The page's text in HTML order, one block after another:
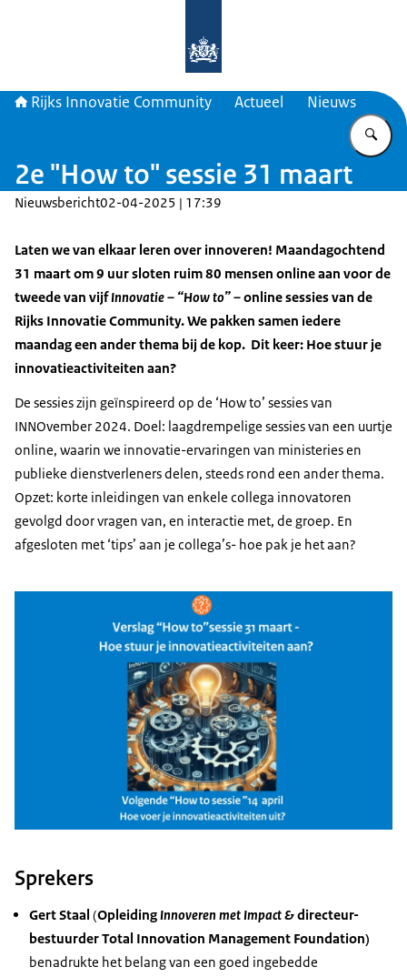
Rijks Innovatie Community Actueel Nieuws
2e "How to" sessie 31 maart
Nieuwsbericht02-04-2025 | 17:39
Laten we van elkaar leren over innoveren! Maandagochtend
31 maart om 9 uur sloten ruim 80 mensen online aan voor de
tweede van vijfInnovatie – “How to” –online sessies van de
Rijks Innovatie Community. We pakken samen iedere
maandag een ander thema bij de kop. Dit keer: Hoe stuur je
innovatieactiviteiten aan?
De sessies zijn geïnspireerd op de ‘How to’ sessies van
INNOvember 2024. Doel: laagdrempelige sessies van een uurtje
online, waarin we innovatie-ervaringen van ministeries en
publieke dienstverleners delen, steeds rond een ander thema.
Opzet: korte inleidingen van enkele collega innovatoren
gevolgd door vragen van, en interactie met, de groep. En
afgesloten met ‘tips’ aan je collega’s- hoe pak je het aan?
Sprekers
Gert Staal (OpleidingInnoveren met Impact &directeur-
bestuurder Total Innovation Management Foundation)
benadrukte het belang van een goed ingebedde